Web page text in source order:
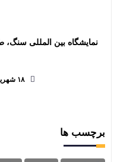
نمایشگاه بین المللی سنگ،
۱۸ شهریور ۱۴۰۲
برچسب ها